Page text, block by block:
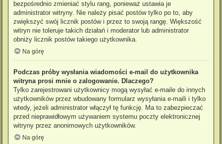
bezpośrednio zmieniać stylu rang, ponieważ ustawia je
administrator witryny. Nie należy pisać postów tylko po to, aby
zwiększyć swój licznik postów i przez to swoją rangę. Większość
witryn nie toleruje takich działań i moderator lub administrator
obniży licznik postów takiego użytkownika.
Na górę
Podczas próby wysłania wiadomości e-mail do użytkownika
witryna prosi mnie o zalogowanie. Dlaczego?
Tylko zarejestrowani użytkownicy mogą wysyłać e-maile do innych
użytkowników przez wbudowany formularz wysyłania e-maili i tylko
wtedy, jeżeli administrator włączył tę funkcję. Ma to zabezpieczać
przed nieprawidłowym używaniem systemu poczty elektronicznej
witryny przez anonimowych użytkowników.
Na górę